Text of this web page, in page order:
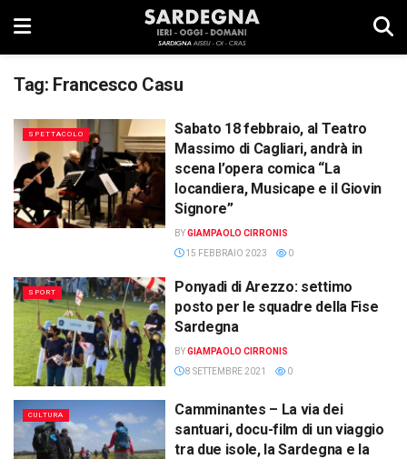
Tag: Francesco Casu
SPETTACOLO
Sabato 18 febbraio, al Teatro
Massimo di Cagliari, andrà in
scena l’opera comica “La
locandiera, Musicape e il Giovin
Signore”
BYGIAMPAOLO CIRRONIS
15 FEBBRAIO 2023
0
SPORT
Ponyadi di Arezzo: settimo
posto per le squadre della Fise
Sardegna
BYGIAMPAOLO CIRRONIS
8 SETTEMBRE 2021
0
CULTURA
Camminantes – La via dei
santuari, docu-film di un viaggio
tra due isole, la Sardegna e la